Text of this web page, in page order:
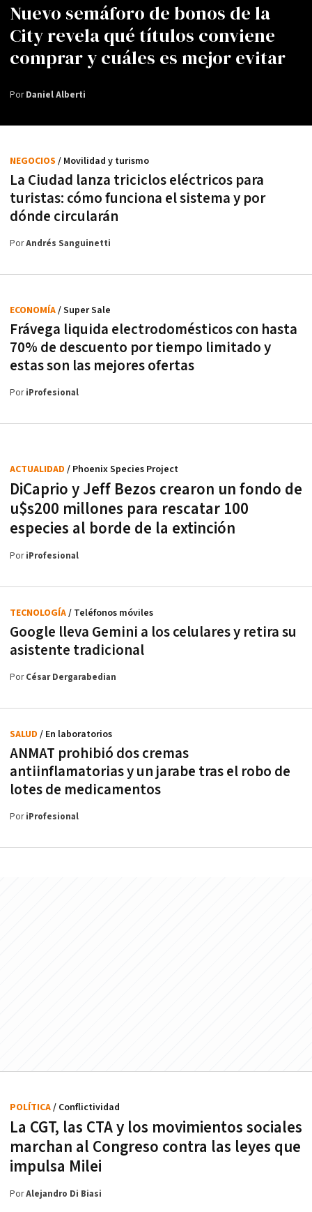
Nuevo semáforo de bonos de la
City revela qué títulos conviene
comprar y cuáles es mejor evitar
PorDaniel Alberti
La Ciudad lanza triciclos eléctricos para
turistas: cómo funciona el sistema y por
dónde circularán
NEGOCIOS / Movilidad y turismo
PorAndrés Sanguinetti
Frávega liquida electrodomésticos con hasta
70% de descuento por tiempo limitado y
estas son las mejores ofertas
ECONOMÍA/ Super Sale
PoriProfesional
DiCaprio y Jeff Bezos crearon un fondo de
u$s200 millones para rescatar 100
especies al borde de la extinción
ACTUALIDAD / Phoenix Species Project
PoriProfesional
Google lleva Gemini a los celulares y retira su
asistente tradicional
TECNOLOGÍA/ Teléfonos móviles
PorCésar Dergarabedian
ANMAT prohibió dos cremas
antiinflamatorias y un jarabe tras el robo de
lotes de medicamentos
SALUD / En laboratorios
PoriProfesional
La CGT, las CTA y los movimientos sociales
marchan al Congreso contra las leyes que
impulsa Milei
POLÍTICA/ Conflictividad
PorAlejandro Di Biasi